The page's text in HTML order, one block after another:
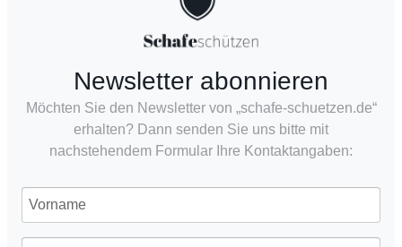
Newsletter abonnieren
Möchten Sie den Newsletter von „schafe-schuetzen.de“
erhalten? Dann senden Sie uns bitte mit
nachstehendem Formular Ihre Kontaktangaben: